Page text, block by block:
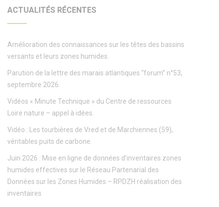
ACTUALITÉS RÉCENTES
Amélioration des connaissances sur les têtes des bassins
versants et leurs zones humides.
Parution de la lettre des marais atlantiques “forum” n°53,
septembre 2026.
Vidéos « Minute Technique » du Centre de ressources
Loire nature – appel à idées.
Vidéo : Les tourbières de Vred et de Marchiennes (59),
véritables puits de carbone.
Juin 2026 : Mise en ligne de données d’inventaires zones
humides effectives sur le Réseau Partenarial des
Données sur les Zones Humides – RPDZH réalisation des
inventaires